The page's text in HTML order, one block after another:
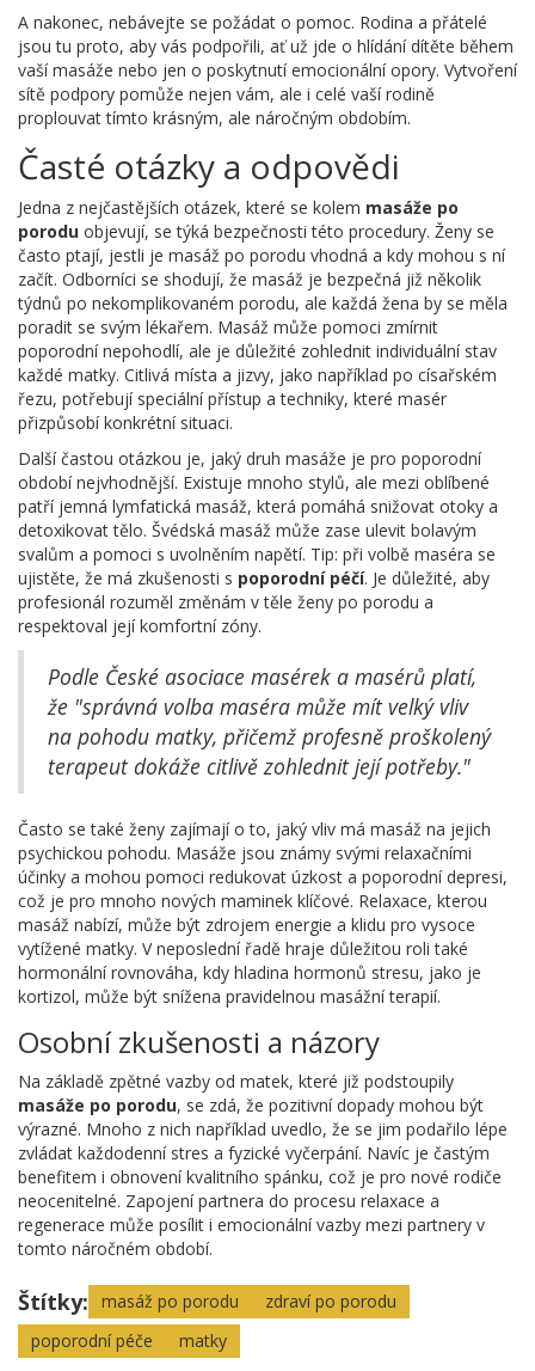
A nakonec, nebávejte se požádat o pomoc. Rodina a přátelé
jsou tu proto, aby vás podpořili, ať už jde o hlídání dítěte během
vaší masáže nebo jen o poskytnutí emocionální opory. Vytvoření
sítě podpory pomůže nejen vám, ale i celé vaší rodině
proplouvat tímto krásným, ale náročným obdobím.
Časté otázky a odpovědi
Jedna z nejčastějších otázek, které se kolem masáže po
porodu objevují, se týká bezpečnosti této procedury. Ženy se
často ptají, jestli je masáž po porodu vhodná a kdy mohou s ní
začít. Odborníci se shodují, že masáž je bezpečná již několik
týdnů po nekomplikovaném porodu, ale každá žena by se měla
poradit se svým lékařem. Masáž může pomoci zmírnit
poporodní nepohodlí, ale je důležité zohlednit individuální stav
každé matky. Citlivá místa a jizvy, jako například po císařském
řezu, potřebují speciální přístup a techniky, které masér
přizpůsobí konkrétní situaci.
Další častou otázkou je, jaký druh masáže je pro poporodní
období nejvhodnější. Existuje mnoho stylů, ale mezi oblíbené
patří jemná lymfatická masáž, která pomáhá snižovat otoky a
detoxikovat tělo. Švédská masáž může zase ulevit bolavým
svalům a pomoci s uvolněním napětí. Tip: při volbě maséra se
ujistěte, že má zkušenosti s poporodní péčí. Je důležité, aby
profesionál rozuměl změnám v těle ženy po porodu a
respektoval její komfortní zóny.
Podle České asociace masérek a masérů platí,
že "správná volba maséra může mít velký vliv
na pohodu matky, přičemž profesně proškolený
terapeut dokáže citlivě zohlednit její potřeby."
Často se také ženy zajímají o to, jaký vliv má masáž na jejich
psychickou pohodu. Masáže jsou známy svými relaxačními
účinky a mohou pomoci redukovat úzkost a poporodní depresi,
což je pro mnoho nových maminek klíčové. Relaxace, kterou
masáž nabízí, může být zdrojem energie a klidu pro vysoce
vytížené matky. V neposlední řadě hraje důležitou roli také
hormonální rovnováha, kdy hladina hormonů stresu, jako je
kortizol, může být snížena pravidelnou masážní terapií.
Osobní zkušenosti a názory
Na základě zpětné vazby od matek, které již podstoupily
masáže po porodu, se zdá, že pozitivní dopady mohou být
výrazné. Mnoho z nich například uvedlo, že se jim podařilo lépe
zvládat každodenní stres a fyzické vyčerpání. Navíc je častým
benefitem i obnovení kvalitního spánku, což je pro nové rodiče
neocenitelné. Zapojení partnera do procesu relaxace a
regenerace může posílit i emocionální vazby mezi partnery v
tomto náročném období.
Štítky: masáž po porodu
zdraví po porodu
poporodní péče
matky